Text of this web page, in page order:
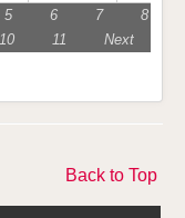
5 6 7
8
10 11 Next
Back to Top